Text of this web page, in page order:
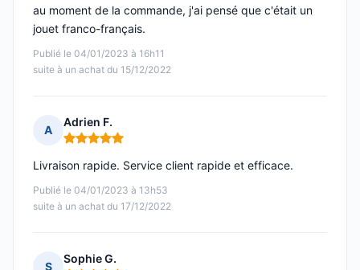
Publié le 04/01/2023 à 16h11
suite à un achat du 15/12/2022
au moment de la commande, j'ai pensé que c'était un
jouet franco-français.
A
Adrien F.
Note : 5 sur 5
Publié le 04/01/2023 à 13h53
suite à un achat du 17/12/2022
Livraison rapide. Service client rapide et efficace.
S
Sophie G.